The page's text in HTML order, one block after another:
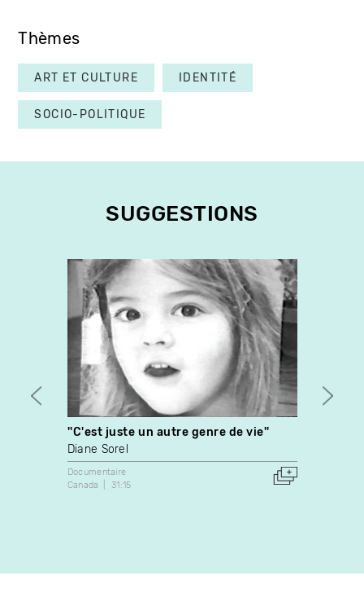
Thèmes
ART ET CULTURE IDENTITÉ
SOCIO-POLITIQUE
SUGGESTIONS
''C'est juste un autre genre de vie''
Diane Sorel
Documentaire
Canada
31:15